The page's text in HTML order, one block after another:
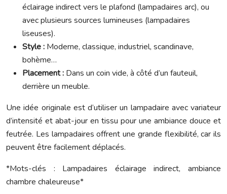
éclairage indirect vers le plafond (lampadaires arc), ou
avec plusieurs sources lumineuses (lampadaires
liseuses).
Style : Moderne, classique, industriel, scandinave,
bohème…
Placement : Dans un coin vide, à côté d’un fauteuil,
derrière un meuble.
Une idée originale est d’utiliser un lampadaire avec variateur
d’intensité et abat-jour en tissu pour une ambiance douce et
feutrée. Les lampadaires offrent une grande flexibilité, car ils
peuvent être facilement déplacés.
*Mots-clés : Lampadaires éclairage indirect, ambiance
chambre chaleureuse*